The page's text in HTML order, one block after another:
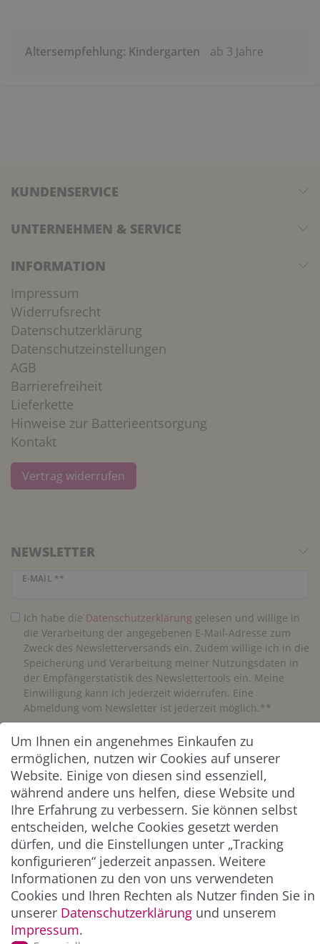
Altersempfehlung: Kindergarten ab 3 Jahre
KUNDENSERVICE
UNTERNEHMEN & SERVICE
INFORMATION
Impressum
Widerrufsrecht
Datenschutzerklärung
Datenschutzeinstellungen
AGB
Barrierefreiheit
Lieferkette
Hinweise zur Batterieentsorgung
Kontakt
Vertrag widerrufen
NEWSLETTER
E-MAIL **
Newsletter Honig
Ich habe die Daten­schutz­erklärung gelesen und willige in
die Verarbeitung der angegebenen E-Mail-Adresse zum
Zweck des Newsletterversands ein. Zudem willige ich in die
Speicherung und Verarbeitung meiner Nutzungsdaten in
der Empfängerstatistik des Newslettertools ein. Meine
Einwilligung kann ich jederzeit widerrufen. Eine
Abmeldung vom Newsletter ist jederzeit möglich.**
Abonnieren
** Hierbei handelt es sich um ein Pflichtfeld.
ZAHLUNG & VERSAND
Um Ihnen ein angenehmes Einkaufen zu
ermöglichen, nutzen wir Cookies auf unserer
Website. Einige von diesen sind essenziell,
während andere uns helfen, diese Website und
Ihre Erfahrung zu verbessern. Sie können selbst
entscheiden, welche Cookies gesetzt werden
dürfen, und die Einstellungen unter „Tracking
konfigurieren“ jederzeit anpassen. Weitere
Informationen zu den von uns verwendeten
Cookies und Ihren Rechten als Nutzer finden Sie in
unserer Daten­schutz­erklärung und unserem
Impressum.